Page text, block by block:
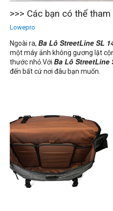
>>> Các bạn có thể
Lowepro
Ngoài ra, Ba Lô StreetLine SL
một máy ảnh không gương lật
thước nhỏ.Với Ba Lô StreetLine
đến bất cứ nơi đâu bạn muốn.